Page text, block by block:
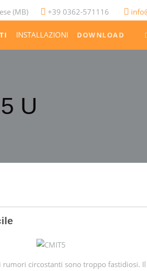
(MB) +39 0362-571116
INSTALLAZIONI DOWNLOAD
U
rumori circostanti sono troppo fastidiosi.